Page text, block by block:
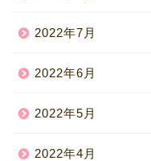
2022年7月
2022年6月
2022年5月
2022年4月